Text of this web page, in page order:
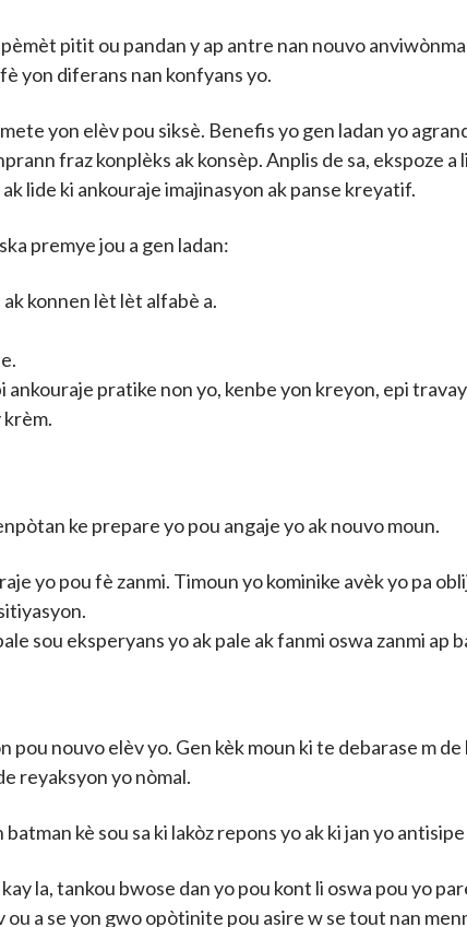
pitit ou pandan y ap antre nan nouvo
yon diferans nan konfyans yo.
yon elèv pou siksè. Benefis yo gen ladan yo
fraz konplèks ak konsèp. Anplis de sa, ekspoze
lide ki ankouraje imajinasyon ak panse kreyatif.
premye jou a gen ladan:
konnen lèt lèt alfabè a.
ankouraje pratike non yo, kenbe yon kreyon, epi
krèm.
ke prepare yo pou angaje yo ak nouvo moun.
yo pou fè zanmi. Timoun yo kominike avèk yo pa
sou eksperyans yo ak pale ak fanmi oswa zanmi ap
nouvo elèv yo. Gen kèk moun ki te debarase m
reyaksyon yo nòmal.
kè sou sa ki lakòz repons yo ak ki jan yo
la, tankou bwose dan yo pou kont li oswa pou yo
a se yon gwo opòtinite pou asire w se tout nan